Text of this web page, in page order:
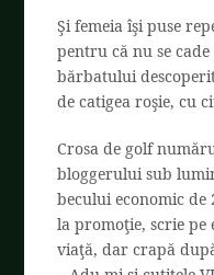
Şi femeia îşi puse
pentru că nu se
bărbatului
de catigea roşie, cu
Crosa de golf
bloggerului sub
becului economic de
la promoţie, scrie pe
viaţă, dar crapă